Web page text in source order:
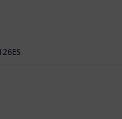
forma al mercado